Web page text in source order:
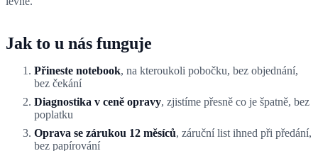
Jak to u nás funguje
Přineste notebook, na kteroukoli pobočku, bez objednání,
bez čekání
Diagnostika v ceně opravy, zjistíme přesně co je špatně, bez
poplatku
Oprava se zárukou 12 měsíců, záruční list ihned při předání,
bez papírování